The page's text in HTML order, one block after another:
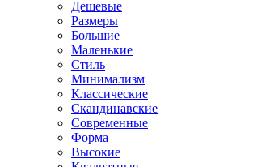
Дешевые
Размеры
Большие
Маленькие
Стиль
Минимализм
Классические
Скандинавские
Современные
Форма
Высокие